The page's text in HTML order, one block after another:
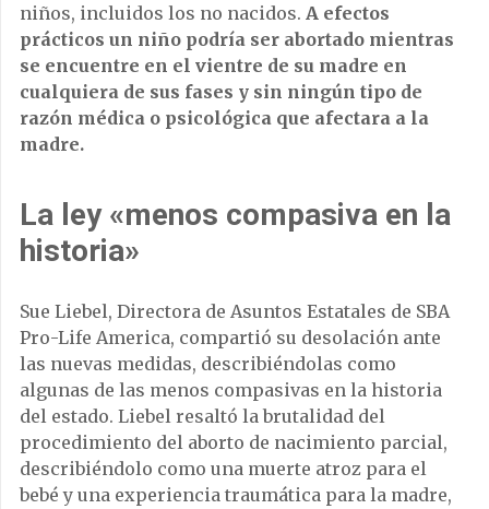
niños, incluidos los no nacidos. A efectos
prácticos un niño podría ser abortado mientras
se encuentre en el vientre de su madre en
cualquiera de sus fases y sin ningún tipo de
razón médica o psicológica que afectara a la
madre.
La ley «menos compasiva en la
historia»
Sue Liebel, Directora de Asuntos Estatales de SBA
Pro-Life America, compartió su desolación ante
las nuevas medidas, describiéndolas como
algunas de las menos compasivas en la historia
del estado. Liebel resaltó la brutalidad del
procedimiento del aborto de nacimiento parcial,
describiéndolo como una muerte atroz para el
bebé y una experiencia traumática para la madre,